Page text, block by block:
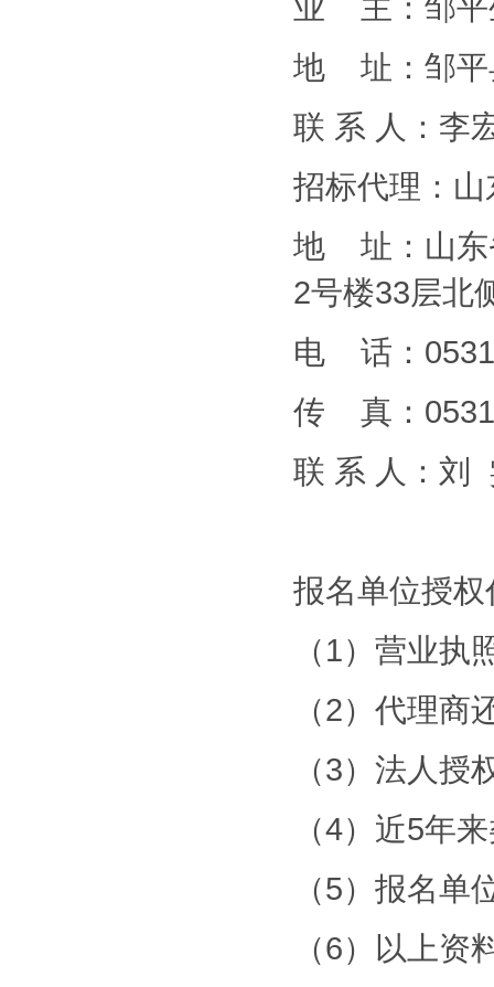
地 址：邹平
联 系 人：李
招标代理：
地 址：山东
2号楼33层北
电 话：
传 真：
联 系 人：刘
报名单位授
（1）营业执
（2）代理
（3）法人
（4）近5年
（5）报名单
（6）以上资